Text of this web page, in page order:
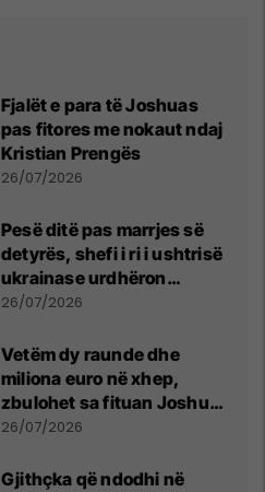
Fjalët e para të Joshuas
pas fitores me nokaut ndaj
Kristian Prengës
26/07/2026
Pesë ditë pas marrjes së
detyrës, shefi i ri i ushtrisë
ukrainase urdhëron
kontroll të madh
26/07/2026
Vetëm dy raunde dhe
miliona euro në xhep,
zbulohet sa fituan Joshua
e Prenga
26/07/2026
Gjithçka që ndodhi në